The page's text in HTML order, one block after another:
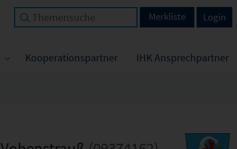
Kooperationspartner IHK Ansprechpartner
Login
Merkliste